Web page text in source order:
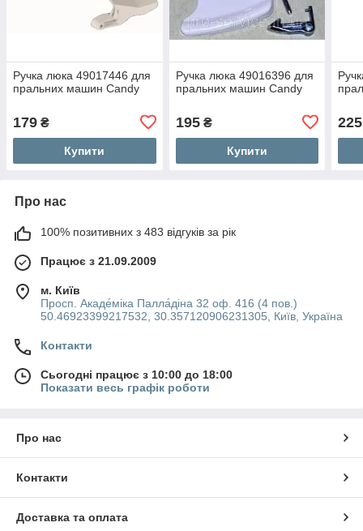
Ручка люка 49017446 для
пральних машин Candy
179 ₴
Купити
Ручка люка 49016396 для
пральних машин Candy
195₴
Купити
225
Про нас
100% позитивних з 483 відгуків за рік
Працює з 21.09.2009
м. Київ
Просп. Акаде́міка Палла́діна 32 оф. 416 (4 пов.)
50.46923399217532, 30.357120906231305, Київ, Україна
Контакти
Сьогодні працює з 10:00 до 18:00
Показати весь графік роботи
Про нас
Контакти
Доставка та оплата